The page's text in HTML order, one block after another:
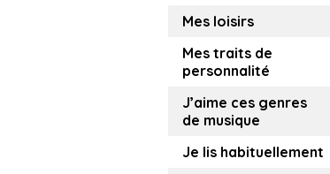
Mes loisirs
Mes traits de
personnalité
J’aime ces genres
de musique
Je lis habituellement